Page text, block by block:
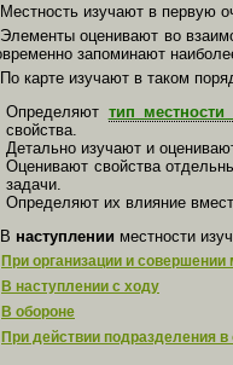
Местность изучают в первую
Элементы оценивают во
запоминают
По карте изучают в таком
Определяют тип
свойства.
Детально изучают и
Оценивают свойства
задачи.
Определяют их влияние
В наступлении местности
При организации и
В наступлении с ходу
В обороне
При действии подразделения